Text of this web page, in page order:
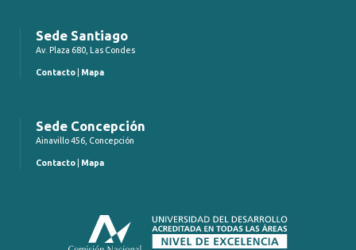
Sede Santiago
Av. Plaza 680, Las Condes
Contacto Mapa
Sede Concepción
Ainavillo 456, Concepción
Contacto Mapa